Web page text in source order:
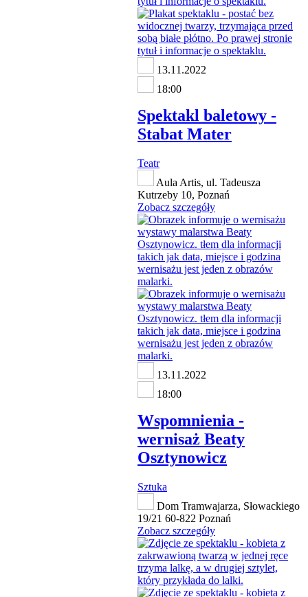
13.11.2022
18:00
Spektakl baletowy -
Stabat Mater
Teatr
Aula Artis, ul. Tadeusza
Kutrzeby 10, Poznań
Zobacz szczegóły
13.11.2022
18:00
Wspomnienia -
wernisaż Beaty
Osztynowicz
Sztuka
Dom Tramwajarza, Słowackiego
19/21 60-822 Poznań
Zobacz szczegóły